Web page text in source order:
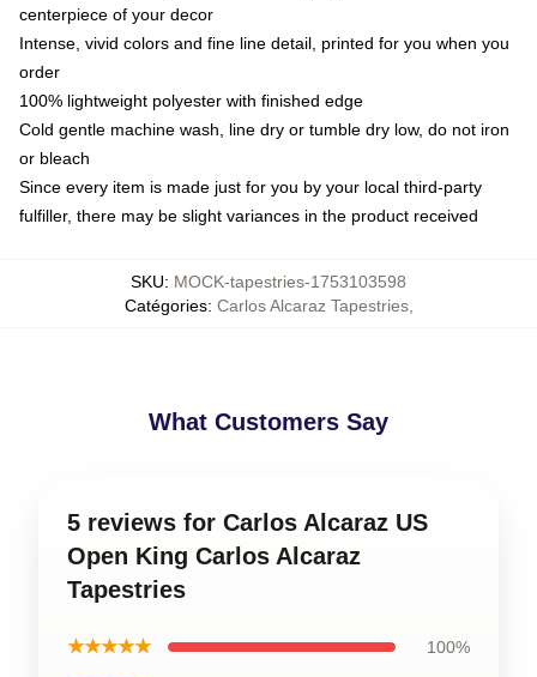
centerpiece of your decor
Intense, vivid colors and fine line detail, printed for you when you
order
100% lightweight polyester with finished edge
Cold gentle machine wash, line dry or tumble dry low, do not iron
or bleach
Since every item is made just for you by your local third-party
fulfiller, there may be slight variances in the product received
SKU: MOCK-tapestries-1753103598
Catégories: Carlos Alcaraz Tapestries,
What Customers Say
5 reviews for Carlos Alcaraz US
Open King Carlos Alcaraz
Tapestries
★★★★★ 100%